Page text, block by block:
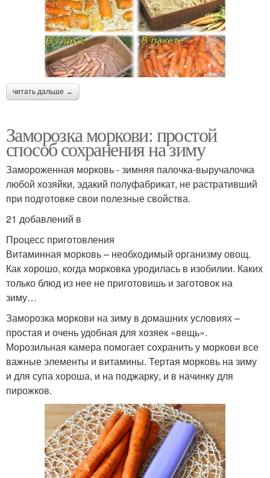
читать дальше →
Заморозка моркови: простой
способ сохранения на зиму
Замороженная морковь - зимняя палочка-выручалочка
любой хозяйки, эдакий полуфабрикат, не растративший
при подготовке свои полезные свойства.
21 добавлений в
Процесс приготовления
Витаминная морковь – необходимый организму овощ.
Как хорошо, когда морковка уродилась в изобилии. Каких
только блюд из нее не приготовишь и заготовок на
зиму…
Заморозка моркови на зиму в домашних условиях –
простая и очень удобная для хозяек «вещь».
Морозильная камера помогает сохранить у моркови все
важные элементы и витамины. Тертая морковь на зиму
и для супа хороша, и на поджарку, и в начинку для
пирожков.